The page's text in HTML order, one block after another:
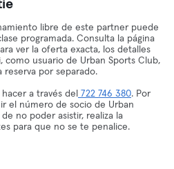
libre de este partner puede
programada. Consulta la página
ver la oferta exacta, los detalles
como usuario de Urban Sports Club,
reserva por separado.
a través del 722 746 380. Por
el número de socio de Urban
no poder asistir, realiza la
para que no se te penalice.